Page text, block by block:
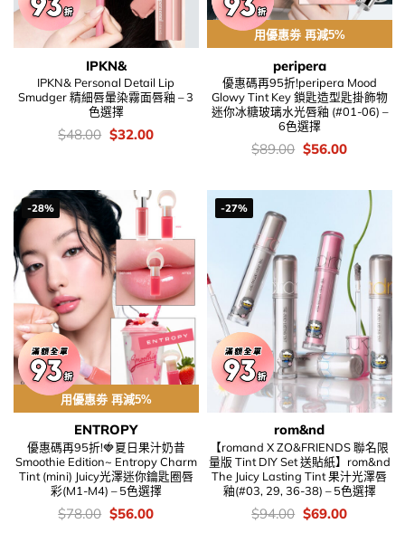
IPKN&
IPKN& Personal Detail Lip
Smudger 精細唇暈染霧面唇釉 – 3
色選擇
價
$48.00 Original
$32.00Current
用優惠劵 再減5%
peripera
優惠碼再95折!peripera Mood
Glowy Tint Key 鎖匙造型匙掛飾物
迷你冰糖玻璃水光唇釉 (#01-06) –
6色選擇
價
$89.00 Original
$89.00.
$56.00Current
$56.00.
-28%
用優惠劵 再減5%
ENTROPY
優惠碼再95折!🍓夏日果汁奶昔
Smoothie Edition~ Entropy Charm
Tint (mini) Juicy光澤迷你鑰匙圈唇
彩(M1-M4) – 5色選擇
價
錢：
$78.00 Original
price
$56.00Current
-27%
rom&nd
【romand X ZO&FRIENDS 聯名限
量版 Tint DIY Set 送貼紙】rom&nd
The Juicy Lasting Tint 果汁光澤唇
釉(#03, 29, 36-38) – 5色選擇
價
錢：
$94.00 Original
price
$69.00Current